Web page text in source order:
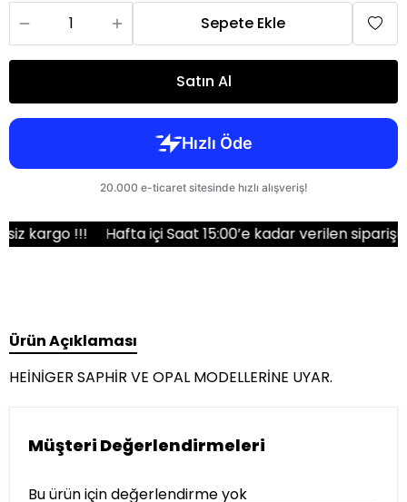
Sepete Ekle
Satın Al
!!! Hafta içi Saat 15:00’e kadar verilen siparişler
Ürün Açıklaması
HEİNİGER SAPHİR VE OPAL MODELLERİNE UYAR.
Müşteri Değerlendirmeleri
Bu ürün için değerlendirme yok